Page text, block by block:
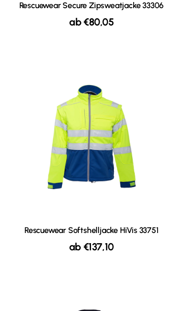
Rescuewear Secure Zipsweatjacke 33306
ab€80,05
Rescuewear Softshelljacke HiVis 33751
ab €137,10